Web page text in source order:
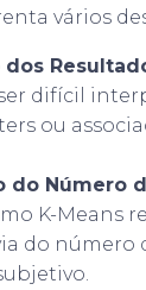
vários
difícil
ou
do Número
K-Means
do número